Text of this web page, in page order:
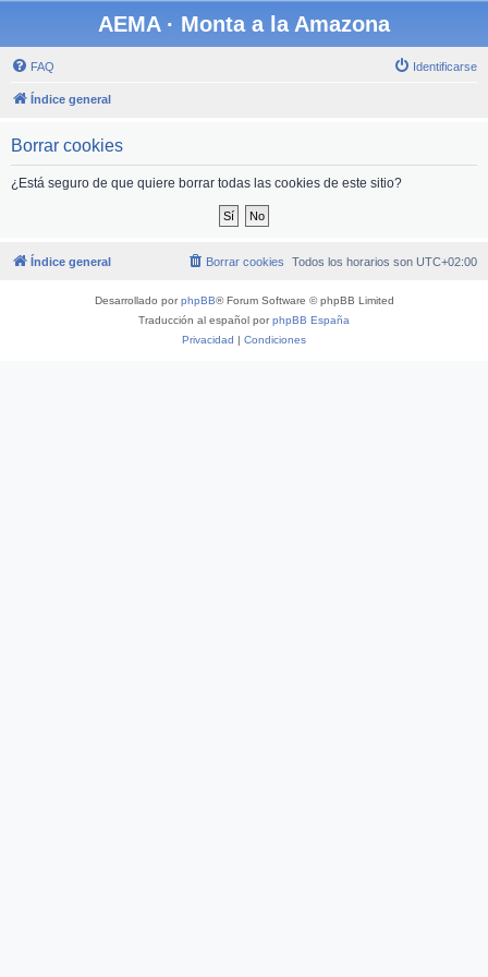
AEMA · Monta a la Amazona
FAQ Identificarse
Índice general
Borrar cookies
¿Está seguro de que quiere borrar todas las cookies de este sitio?
Índice general Todos los horarios son UTC+02:00
Borrar cookies
Desarrollado porphpBB® Forum Software © phpBB Limited
Traducción al español porphpBB España
Privacidad | Condiciones